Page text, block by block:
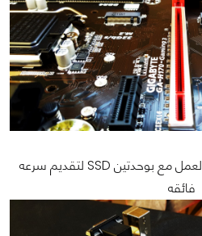
يوجد مقبصين M.2 يمكنهم العمل مع بوحدتين SSD لتقديم سرعه
فائقه